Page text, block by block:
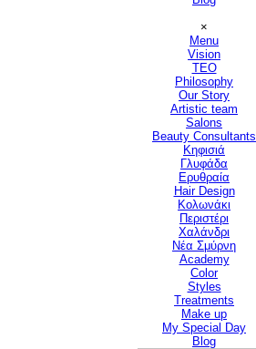
×
Menu
Vision
TEO
Philosophy
Our Story
Artistic team
Salons
Beauty Consultants
Κηφισιά
Γλυφάδα
Ερυθραία
Hair Design▼
Κολωνάκι
Περιστέρι
Χαλάνδρι
Νέα Σμύρνη
Academy
Color
Styles
Treatments
Make up
My Special Day
Blog